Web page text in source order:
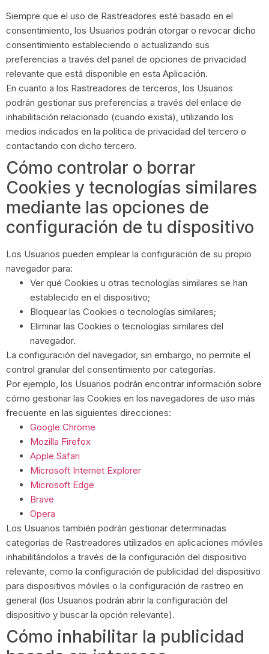
Siempre que el uso de Rastreadores esté basado en el
consentimiento, los Usuarios podrán otorgar o revocar dicho
consentimiento estableciendo o actualizando sus
preferencias a través del panel de opciones de privacidad
relevante que está disponible en esta Aplicación.
En cuanto a los Rastreadores de terceros, los Usuarios
podrán gestionar sus preferencias a través del enlace de
inhabilitación relacionado (cuando exista), utilizando los
medios indicados en la política de privacidad del tercero o
contactando con dicho tercero.
Cómo controlar o borrar
Cookies y tecnologías similares
mediante las opciones de
configuración de tu dispositivo
Los Usuarios pueden emplear la configuración de su propio
navegador para:
Ver qué Cookies u otras tecnologías similares se han
establecido en el dispositivo;
Bloquear las Cookies o tecnologías similares;
Eliminar las Cookies o tecnologías similares del
navegador.
La configuración del navegador, sin embargo, no permite el
control granular del consentimiento por categorías.
Por ejemplo, los Usuarios podrán encontrar información sobre
cómo gestionar las Cookies en los navegadores de uso más
frecuente en las siguientes direcciones:
Google Chrome
Mozilla Firefox
Apple Safari
Microsoft Internet Explorer
Microsoft Edge
Brave
Opera
Los Usuarios también podrán gestionar determinadas
categorías de Rastreadores utilizados en aplicaciones móviles
inhabilitándolos a través de la configuración del dispositivo
relevante, como la configuración de publicidad del dispositivo
para dispositivos móviles o la configuración de rastreo en
general (los Usuarios podrán abrir la configuración del
dispositivo y buscar la opción relevante).
Cómo inhabilitar la publicidad